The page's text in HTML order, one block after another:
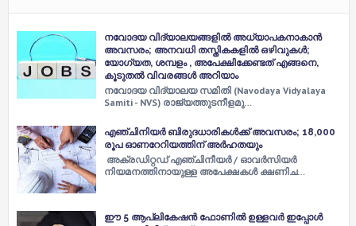
നവോദയ വിദ്യാലയങ്ങളില്‍ അധ്യാപകനാകാന്‍
അവസരം; അനവധി തസ്തികകളില്‍ ഒഴിവുകള്‍;
യോഗ്യത, ശമ്പളം , അപേക്ഷിക്കേണ്ടത് എങ്ങനെ,
കൂടുതല്‍ വിവരങ്ങള്‍ അറിയാം
നവോദയ വിദ്യാലയ സമിതി (Navodaya Vidyalaya
Samiti - NVS) രാജ്യത്തുടനീളമു…
എഞ്ചിനിയർ ബിരുദധാരികൾക്ക് അവസരം; 18,000
രൂപ ഓണറേറിയത്തിന് അർഹതയും
അക്രഡിറ്റഡ് എഞ്ചിനീയർ / ഓവർസിയർ
നിയമനത്തിനായുള്ള അപേക്ഷകൾ ക്ഷണിച…
ഈ 5 ആപ്ലികേഷന്‍ ഫോണില്‍ ഉള്ളവര്‍ ഇപ്പോള്‍